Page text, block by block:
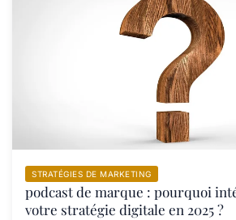
STRATÉGIES DE MARKETING
podcast de marque : pourquoi
votre stratégie digitale en 2025 ?